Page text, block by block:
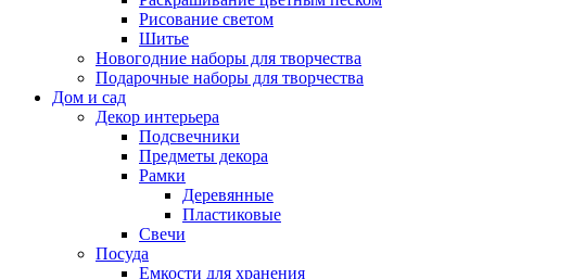
Рисование светом
Шитье
Новогодние наборы для творчества
Подарочные наборы для творчества
Дом и сад
Декор интерьера
Подсвечники
Предметы декора
Рамки
Деревянные
Пластиковые
Свечи
Посуда
Емкости для хранения